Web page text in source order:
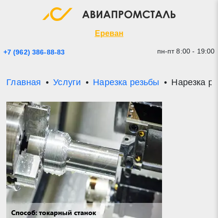
Ереван
+7 (962) 386-88-83 пн-пт 8:00 - 19:00
Главная Услуги Нарезка резьбы Нарезка
Экспресс заявка
* - обязательные поля для заполнения
Прикрепить файл (до 20 mb)
Отправить заявку